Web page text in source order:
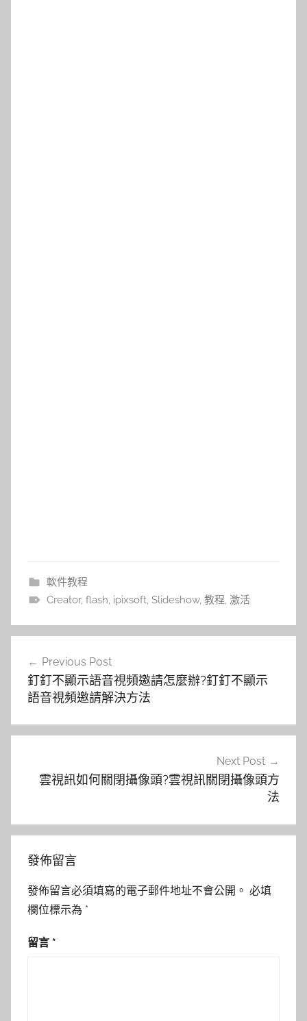
軟件教程
Creator, flash, ipixsoft, Slideshow, 教程, 激活
導
覽
Previous Post
釘釘不顯示語音視頻邀請怎麼辦?釘釘不顯示
語音視頻邀請解決方法
Next Post
雲視訊如何關閉攝像頭?雲視訊關閉攝像頭方
法
發佈留言
發佈留言必須填寫的電子郵件地址不會公開。 必填
欄位標示為 *
留言 *